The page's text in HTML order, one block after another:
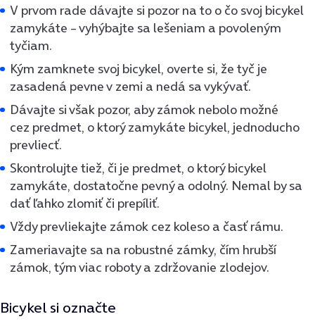
V prvom rade dávajte si pozor na to o čo svoj bicykel
zamykáte – vyhýbajte sa lešeniam a povoleným
tyčiam.
Kým zamknete svoj bicykel, overte si, že tyč je
zasadená pevne v zemi a nedá sa vykývať.
Dávajte si však pozor, aby zámok nebolo možné
cez predmet, o ktorý zamykáte bicykel, jednoducho
prevliecť.
Skontrolujte tiež, či je predmet, o ktorý bicykel
zamykáte, dostatočne pevný a odolný. Nemal by sa
dať ľahko zlomiť či prepíliť.
Vždy prevliekajte zámok cez koleso a časť rámu.
Zameriavajte sa na robustné zámky, čím hrubší
zámok, tým viac roboty a zdržovanie zlodejov.
Bicykel si označte